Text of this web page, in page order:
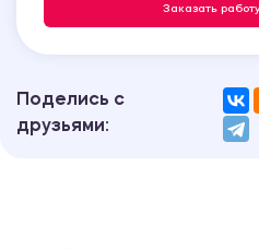
Заказать
Поделись с
друзьями: